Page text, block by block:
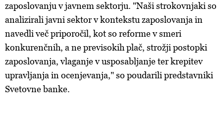
zaposlovanju v javnem sektorju. "Naši strokovnjaki so
analizirali javni sektor v kontekstu zaposlovanja in
navedli več priporočil, kot so reforme v smeri
konkurenčnih, a ne previsokih plač, strožji postopki
zaposlovanja, vlaganje v usposabljanje ter krepitev
upravljanja in ocenjevanja," so poudarili predstavniki
Svetovne banke.